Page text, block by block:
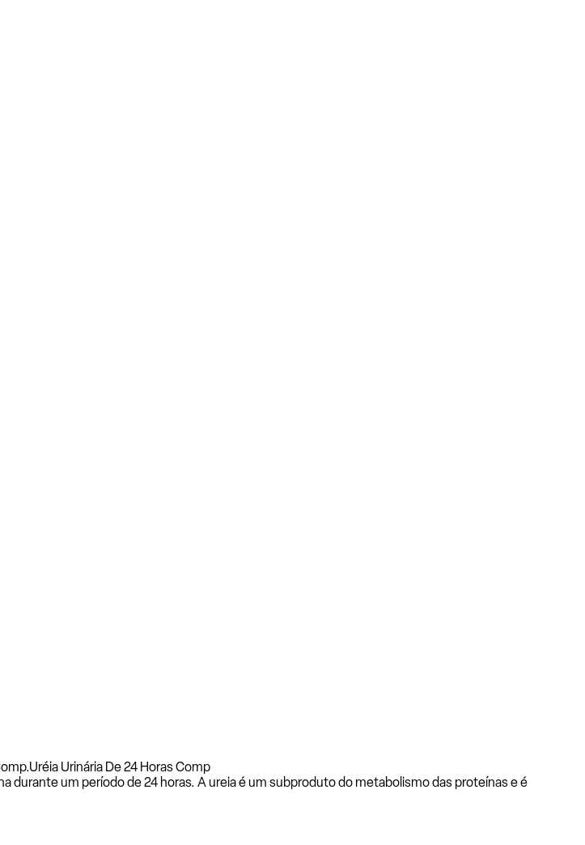
Uréia Urinária De 24 Horas Comp
durante um período de 24 horas. A ureia é um subproduto do metabolismo das proteínas e é